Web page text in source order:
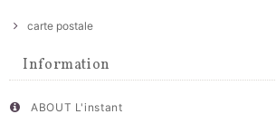
carte postale
Information
ABOUT L'instant